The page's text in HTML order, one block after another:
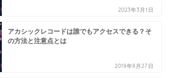
2023年3月1日
アカシックレコードは誰でもアクセスできる？そ
の方法と注意点とは
2018年8月27日